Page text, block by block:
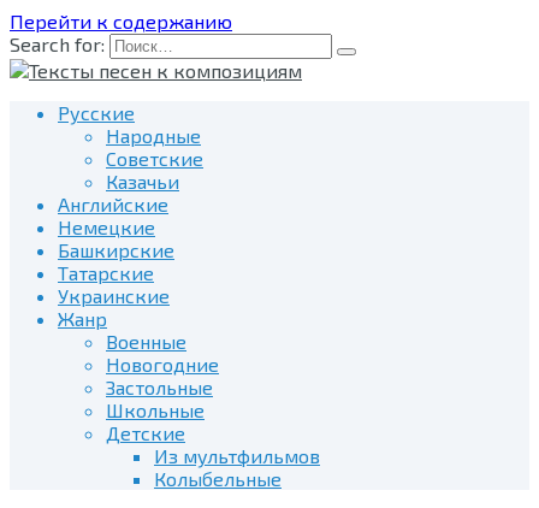
Перейти к содержанию
Search for:
Русские
Народные
Советские
Казачьи
Английские
Немецкие
Башкирские
Татарские
Украинские
Жанр
Военные
Новогодние
Застольные
Школьные
Детские
Из мультфильмов
Колыбельные